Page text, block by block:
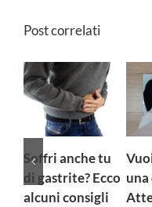
Post correlati
anche tu
Ecco
consigli
Vuoi
una dieta?
Attenzione